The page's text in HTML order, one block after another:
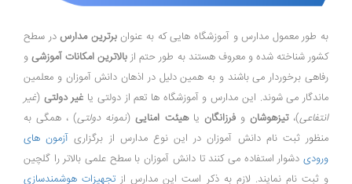
به طور معمول مدارس و آموزشگاه هایی که به عنوانبرترین مدارسدر سطح
کشور شناخته شده و معروف هستند به طور حتم از بالاترین امکانات آموزشیو
رفاهی برخوردار می باشند و به همین دلیل در اذهان دانش آموزان و معلمین
ماندگار می شوند. این مدارس و آموزشگاه ها تعم از دولتی یا غیر دولتی (غیر
انتفاعی)،تیزهوشان وفرزانگان یاهیئت امنایی(نمونه دولتی) ، همگی به
منظور ثبت نام دانش آموزان در این نوع مدارس از برگزاری آزمون های
ورودی دشوار استفاده می کنند تا دانش آموزان با سطح علمی بالاتر را گلچین
و ثبت نام نمایند. لازم به ذکر است این مدارس از تجهیزات هوشمندسازی